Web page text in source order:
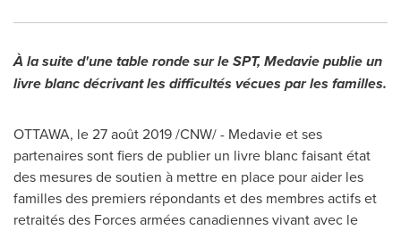
À la suite d'une table ronde sur le SPT, Medavie publie un
livre blanc décrivant les difficultés vécues par les familles.
OTTAWA, le 27 août 2019 /CNW/ - Medavie et ses
partenaires sont fiers de publier un livre blanc faisant état
des mesures de soutien à mettre en place pour aider les
familles des premiers répondants et des membres actifs et
retraités des Forces armées canadiennes vivant avec le